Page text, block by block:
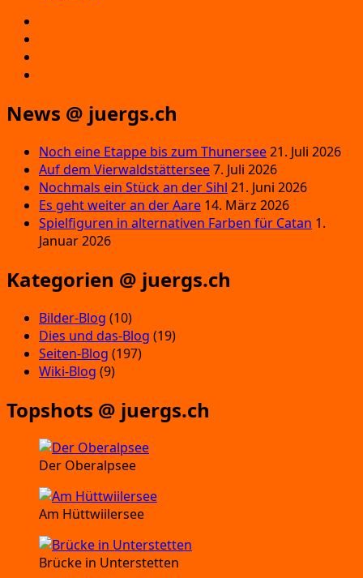
News @ juergs.ch
Noch eine Etappe bis zum Thunersee21. Juli 2026
Auf dem Vierwaldstättersee7. Juli 2026
Nochmals ein Stück an der Sihl 21. Juni 2026
Es geht weiter an der Aare 14. März 2026
Spielfiguren in alternativen Farben für Catan 1.
Januar 2026
Kategorien @ juergs.ch
Bilder-Blog (10)
Dies und das-Blog (19)
Seiten-Blog (197)
Wiki-Blog (9)
Topshots @ juergs.ch
Der Oberalpsee
Am Hüttwiilersee
Brücke in Unterstetten